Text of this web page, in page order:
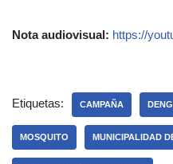
Nota audiovisual: https://
Etiquetas: CAMPAÑA
MOSQUITO MUNICIPALIDAD